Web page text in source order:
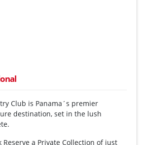
Club is Panama´s premier
destination, set in the lush
Reserve a Private Collection of just